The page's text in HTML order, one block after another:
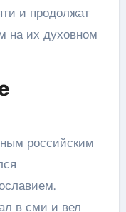
и продолжат
на их духовном
российским
в сми и вел